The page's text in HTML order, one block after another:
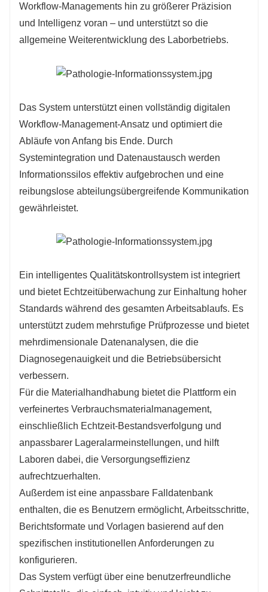
Workflow-Managements hin zu größerer Präzision
und Intelligenz voran – und unterstützt so die
allgemeine Weiterentwicklung des Laborbetriebs.
Das System unterstützt einen vollständig digitalen
Workflow-Management-Ansatz und optimiert die
Abläufe von Anfang bis Ende. Durch
Systemintegration und Datenaustausch werden
Informationssilos effektiv aufgebrochen und eine
reibungslose abteilungsübergreifende Kommunikation
gewährleistet.
Ein intelligentes Qualitätskontrollsystem ist integriert
und bietet Echtzeitüberwachung zur Einhaltung hoher
Standards während des gesamten Arbeitsablaufs. Es
unterstützt zudem mehrstufige Prüfprozesse und bietet
mehrdimensionale Datenanalysen, die die
Diagnosegenauigkeit und die Betriebsübersicht
verbessern.
Für die Materialhandhabung bietet die Plattform ein
verfeinertes Verbrauchsmaterialmanagement,
einschließlich Echtzeit-Bestandsverfolgung und
anpassbarer Lageralarmeinstellungen, und hilft
Laboren dabei, die Versorgungseffizienz
aufrechtzuerhalten.
Außerdem ist eine anpassbare Falldatenbank
enthalten, die es Benutzern ermöglicht, Arbeitsschritte,
Berichtsformate und Vorlagen basierend auf den
spezifischen institutionellen Anforderungen zu
konfigurieren.
Das System verfügt über eine benutzerfreundliche